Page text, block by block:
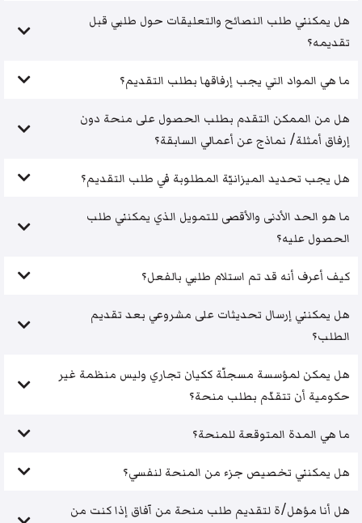
هل يمكنني طلب النصائح والتعليقات حول طلبي قبل
تقديمه؟
ما هي المواد التي يجب إرفاقها بطلب التقديم؟
هل من الممكن التقدم بطلب الحصول على منحة دون
إرفاق أمثلة/ نماذج عن أعمالي السابقة؟
هل يجب تحديد الميزانيّة المطلوبة في طلب التقديم؟
ما هو الحد الأدنى والأقصى للتمويل الذي يمكنني طلب
الحصول عليه؟
كيف أعرف أنه قد تم استلام طلبي بالفعل؟
هل يمكنني إرسال تحديثات على مشروعي بعد تقديم
الطلب؟
هل يمكن لمؤسسة مسجلّة ككيان تجاري وليس منظمة غير
حكومية أن تتقدّم بطلب منحة؟
ما هي المدة المتوقعة للمنحة؟
هل يمكنني تخصيص جزء من المنحة لنفسي؟
هل أنا مؤهل/ة لتقديم طلب منحة من آفاق إذا كنت من